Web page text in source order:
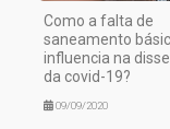
Como a falta de
saneamento
influencia na
da covid-19?
09/09/2020